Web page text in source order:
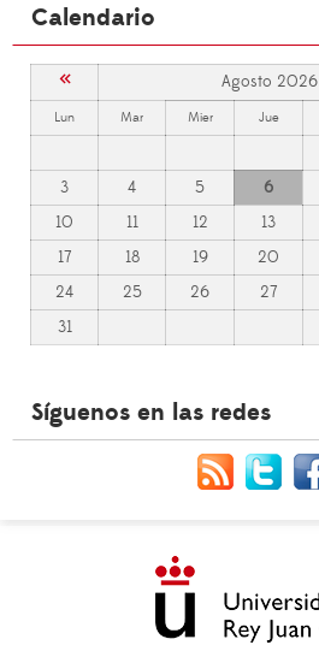
Calendario
« Agosto 2026
Lun Mar Mier Jue
3
4 5 6
10
11 12 13
17
18 19 20
24
25 26 27
31
Síguenos en las redes